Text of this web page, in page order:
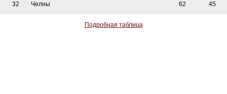
32 Челны 62 45
Подробная таблица